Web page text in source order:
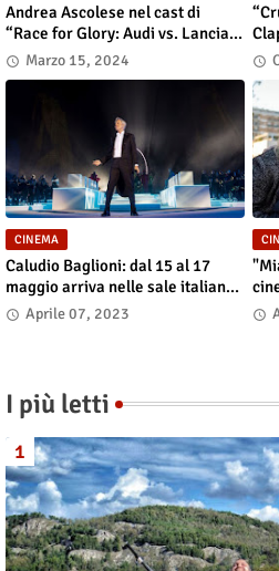
Andrea Ascolese nel cast di
“Race for Glory: Audi vs. Lancia”
al cinema dal 14 marzo
Marzo 15, 2024
CINEMA
Caludio Baglioni: dal 15 al 17
maggio arriva nelle sale italiane
"TUTTI SU! Buon compleanno
Claudio"
Aprile 07, 2023
I più letti